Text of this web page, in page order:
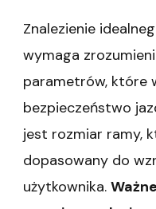
Znalezienie
wymaga
parametrów, które
bezpieczeństwo
jest rozmiar ramy,
dopasowany do
użytkownika.